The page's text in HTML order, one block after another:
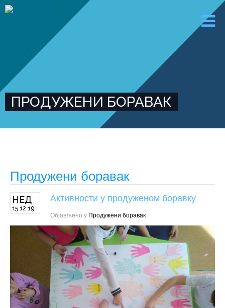
ПРОДУЖЕНИ БОРАВАК
Продужени боравак
НЕД
15 12 19
Активности у продуженом боравку
Објављено у Продужени боравак